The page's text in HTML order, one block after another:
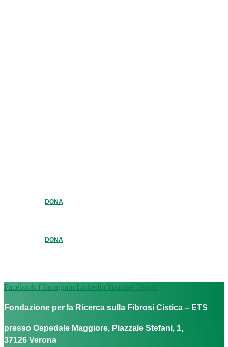
DONA
DONA
Facebook-f Instagram Linkedin Youtube Tiktok
Fondazione per la Ricerca sulla Fibrosi Cistica – ETS
presso Ospedale Maggiore, Piazzale Stefani, 1,
37126 Verona